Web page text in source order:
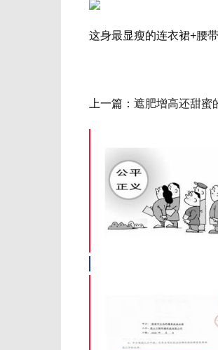
这身最显瘦的连衣裙+腰
上一篇： 遮肥增高还甜蜜的蛋